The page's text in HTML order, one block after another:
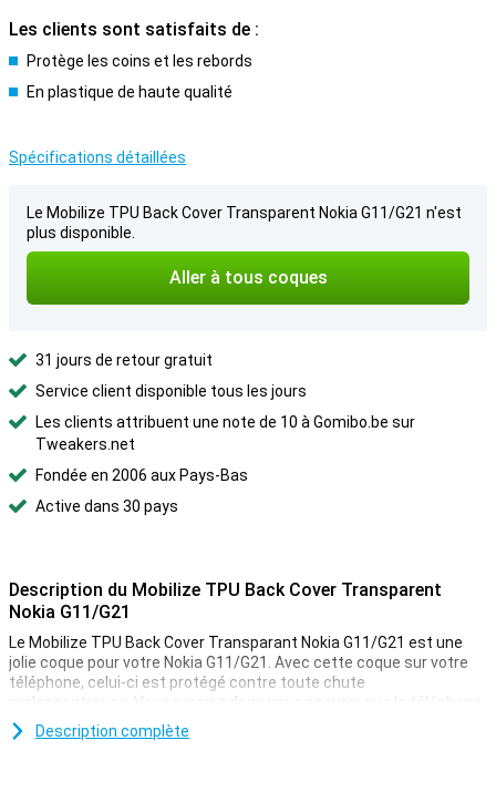
Les clients sont satisfaits de :
Protège les coins et les rebords
En plastique de haute qualité
Spécifications détaillées
Le Mobilize TPU Back Cover Transparent Nokia G11/G21 n'est
plus disponible.
Aller à tous coques
31 jours de retour gratuit
Service client disponible tous les jours
Les clients attribuent une note de 10 à Gomibo.be sur
Tweakers.net
Fondée en 2006 aux Pays-Bas
Active dans 30 pays
Description du Mobilize TPU Back Cover Transparent
Nokia G11/G21
Le Mobilize TPU Back Cover Transparant Nokia G11/G21 est une
jolie coque pour votre Nokia G11/G21. Avec cette coque sur votre
téléphone, celui-ci est protégé contre toute chute
malencontreuse. Vous pouvez donc vous assurer que le téléphone
reste en bon état le plus longtemps possible ! Cette coque assure
à la fois protection et transparence pour protéger votre appareil
Description complète